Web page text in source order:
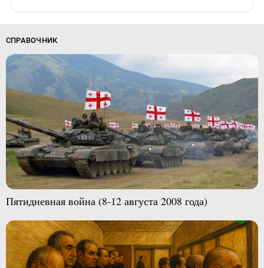
СПРАВОЧНИК
Пятидневная война (8-12 августа 2008 года)